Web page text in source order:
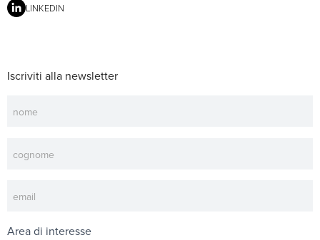
LINKEDIN
Iscriviti alla newsletter
Area di interesse